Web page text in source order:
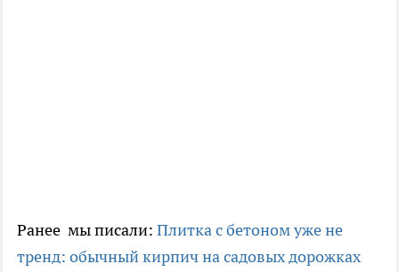
Ранее мы писали: Плитка с бетоном уже не
тренд: обычный кирпич на садовых дорожках